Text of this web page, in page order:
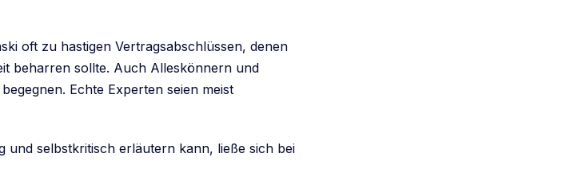
oft zu hastigen Vertragsabschlüssen, denen
beharren sollte. Auch Alleskönnern und
Echte Experten seien meist
und selbstkritisch erläutern kann, ließe sich bei